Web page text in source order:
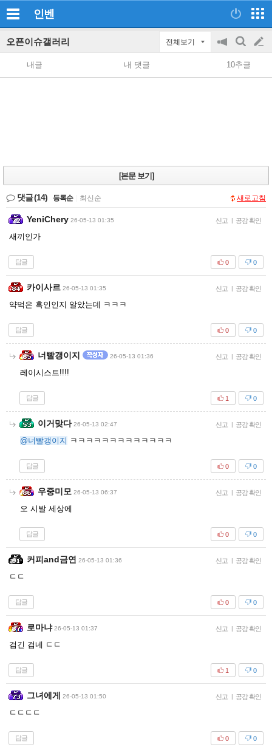
인벤
오픈이슈갤러리 전체보기
공
지
on/off
검
색
글
쓰
내글 내 댓글 10추글
[본문 보기]
댓글(14) 등록순 최신순 새로고침
YeniChery 26-05-13 01:35 신고 | 공감 확인
새끼인가
답글 0
0
카이사르 26-05-13 01:35 신고 | 공감 확인
약먹은 흑인인지 알았는데 ㅋㅋㅋ
답글 0
0
너빨갱이지 26-05-13 01:36 신고 | 공감 확인
레이시스트!!!!
답글 0
1
이거맞다 26-05-13 02:47 신고 | 공감 확인
@너빨갱이지 ㅋㅋㅋㅋㅋㅋㅋㅋㅋㅋㅋㅋㅋ
답글 0
0
우중미모 26-05-13 06:37 신고 | 공감 확인
오 시발 세상에
답글 0
0
커피and금연 26-05-13 01:36 신고 | 공감 확인
ㄷㄷ
답글 0
0
로마냐 26-05-13 01:37 신고 | 공감 확인
검긴 검네 ㄷㄷ
답글 0
1
그녀에게 26-05-13 01:50 신고 | 공감 확인
ㄷㄷㄷㄷ
답글 0
0